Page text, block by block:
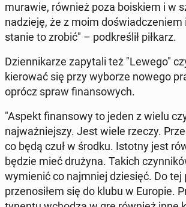
murawie, również poza boiskiem i w
nadzieję, że z moim doświad­cze­niem
stanie to zrobić" – pod­kreślił piłkarz.
Dzi­en­nikarze za­py­tali też "Lewego"
kierować się przy wyborze nowego
oprócz spraw fi­nan­sowych.
"Aspekt fi­nan­sowy to jeden z wielu
na­jważniejszy. Jest wiele rzeczy.
co będą czuł w środku. Istotny jest
będzie mieć drużyna. Takich
wymienić co na­jm­niej dziesięć. Do tej
przenosiłem się do klubu w Europie.